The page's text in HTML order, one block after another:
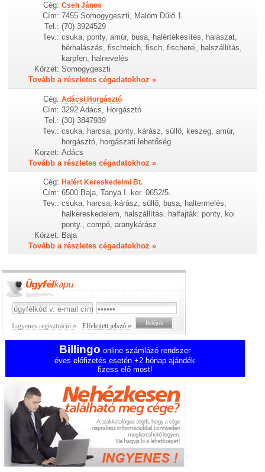
Cég: Cseh János
Cím: 7455 Somogygeszti, Malom Dűlő 1
Tel.: (70) 3924529
Tev.: csuka, ponty, amúr, busa, halértékesítés, halászat,
bérhalászás, fischteich, fisch, fischerei, halszállítás,
karpfen, halnevelés
Körzet: Somogygeszti
Tovább a részletes cégadatokhoz »
Cég: Adácsi Horgásztó
Cím: 3292 Adács, Horgásztó
Tel.: (30) 3847939
Tev.: csuka, harcsa, ponty, kárász, süllő, keszeg, amúr,
horgásztó, horgászati lehetőség
Körzet: Adács
Tovább a részletes cégadatokhoz »
Cég: Halért Kereskedelmi Bt.
Cím: 6500 Baja, Tanya I. ker. 0652/5.
Tev.: csuka, harcsa, kárász, süllő, busa, haltermelés,
halkereskedelem, halszállítás. halfajták: ponty, koi
ponty., compó, aranykárász
Körzet: Baja
Tovább a részletes cégadatokhoz »
Ingyenes regisztráció » Elfelejtett jelszó »
Billingo online számlázó rendszer
éves előfizetés esetén +2 hónap ajándék
fizess elő most!